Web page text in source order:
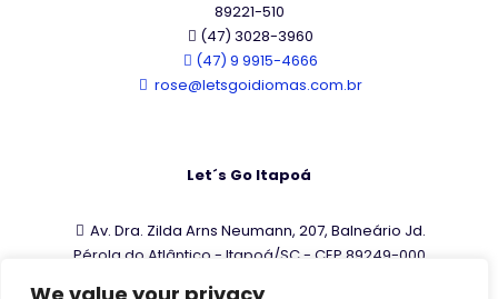
89221-510
(47) 3028-3960
(47) 9 9915-4666
rose@letsgoidiomas.com.br
Let´s Go Itapoá
Av. Dra. Zilda Arns Neumann, 207, Balneário Jd.
Pérola do Atlântico - Itapoá/SC - CEP 89249-000